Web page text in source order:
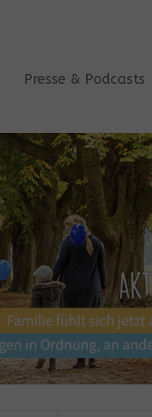
Presse & Podcasts